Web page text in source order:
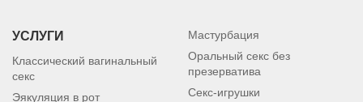
УСЛУГИ
Классический вагинальный
секс
Эякуляция в рот
Мастурбация
Оральный секс без
презерватива
Секс-игрушки